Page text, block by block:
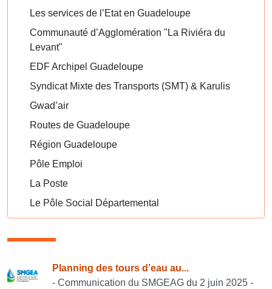
Les services de l’Etat en Guadeloupe
Communauté d’Agglomération "La Riviéra du
Levant"
EDF Archipel Guadeloupe
Syndicat Mixte des Transports (SMT) & Karulis
Gwad’air
Routes de Guadeloupe
Région Guadeloupe
Pôle Emploi
La Poste
Le Pôle Social Départemental
Consulter également
Planning des tours d’eau au...
- Communication du SMGEAG du 2 juin 2025 -